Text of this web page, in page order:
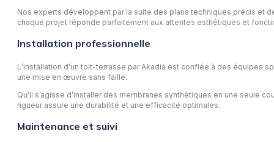
Nos experts développent par la suite des plans techniques précis et
chaque projet réponde parfaitement aux attentes esthétiques et
Installation professionnelle
L’installation d’un toit-terrasse par Akadia est confiée à des
une mise en œuvre sans faille.
Qu’il s’agisse d’installer des membranes synthétiques en une seule
rigueur assure une durabilité et une efficacité optimales.
Maintenance et suivi